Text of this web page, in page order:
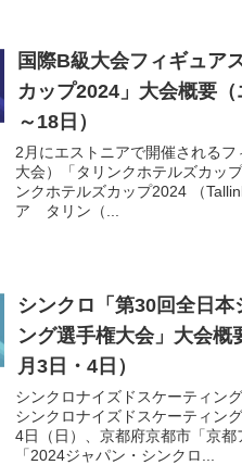
国際B級大会フィギュア
カップ2024」大会概要
～18日）
2月にエストニアで開催される
大会）「タリンクホテルズカッ
ンクホテルズカップ2024 （
ア タリン（...
シンクロ「第30回全日
ング選手権大会」大会概
月3日・4日）
シンクロナイズドスケーティン
シンクロナイズドスケーティン
4日（日）、京都府京都市「京
「2024ジャパン・シンクロ...